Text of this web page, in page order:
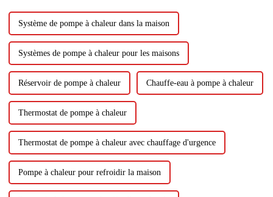
Système de pompe à chaleur dans la maison
Systèmes de pompe à chaleur pour les maisons
Réservoir de pompe à chaleur Chauffe-eau à pompe à chaleur
Thermostat de pompe à chaleur
Thermostat de pompe à chaleur avec chauffage d'urgence
Pompe à chaleur pour refroidir la maison